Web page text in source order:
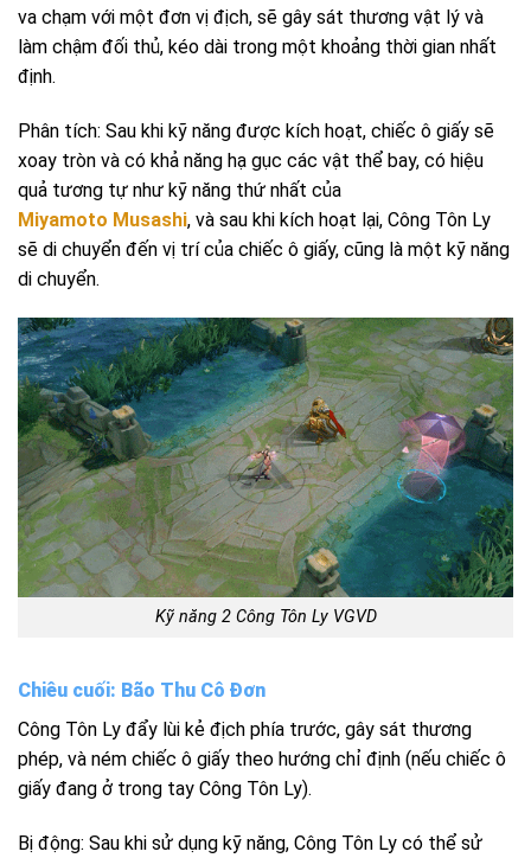
va chạm với một đơn vị địch, sẽ gây sát thương vật lý và
làm chậm đối thủ, kéo dài trong một khoảng thời gian nhất
định.
Phân tích: Sau khi kỹ năng được kích hoạt, chiếc ô giấy sẽ
xoay tròn và có khả năng hạ gục các vật thể bay, có hiệu
quả tương tự như kỹ năng thứ nhất của
Miyamoto Musashi, và sau khi kích hoạt lại, Công Tôn Ly
sẽ di chuyển đến vị trí của chiếc ô giấy, cũng là một kỹ năng
di chuyển.
Kỹ năng 2 Công Tôn Ly VGVD
Chiêu cuối: Bão Thu Cô Đơn
Công Tôn Ly đẩy lùi kẻ địch phía trước, gây sát thương
phép, và ném chiếc ô giấy theo hướng chỉ định (nếu chiếc ô
giấy đang ở trong tay Công Tôn Ly).
Bị động: Sau khi sử dụng kỹ năng, Công Tôn Ly có thể sử